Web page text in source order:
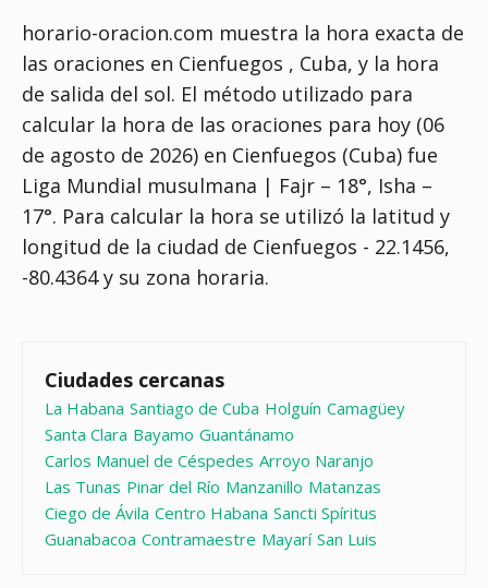
horario-oracion.com muestra la hora exacta de
las oraciones en Cienfuegos , Cuba, y la hora
de salida del sol. El método utilizado para
calcular la hora de las oraciones para hoy (06
de agosto de 2026) en Cienfuegos (Cuba) fue
Liga Mundial musulmana | Fajr – 18°, Isha –
17°. Para calcular la hora se utilizó la latitud y
longitud de la ciudad de Cienfuegos - 22.1456,
-80.4364 y su zona horaria.
Ciudades cercanas
La Habana Santiago de Cuba Holguín Camagüey
Santa Clara Bayamo Guantánamo
Carlos Manuel de Céspedes Arroyo Naranjo
Las Tunas Pinar del Río Manzanillo Matanzas
Ciego de Ávila Centro Habana Sancti Spíritus
Guanabacoa Contramaestre Mayarí San Luis